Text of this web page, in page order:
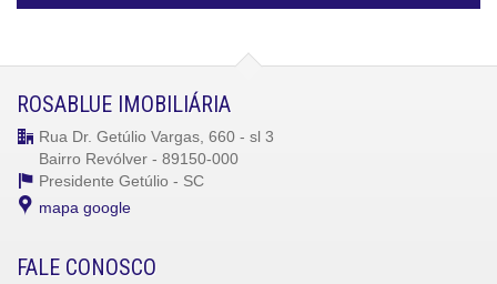
ROSABLUE IMOBILIÁRIA
Rua Dr. Getúlio Vargas, 660 - sl 3
Bairro Revólver - 89150-000
Presidente Getúlio - SC
mapa google
FALE CONOSCO